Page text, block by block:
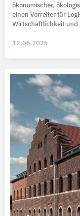
ökonomischer,
einen Vorreiter für
Wirtschaftlichkeit und
12.06.2025